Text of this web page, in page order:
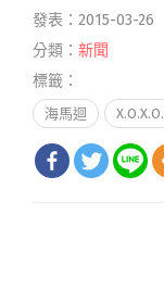
發表：2015-03-26
分類： 新聞
標籤：
海馬迴 X.O.X.O.